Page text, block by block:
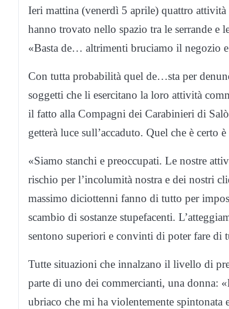
Ieri mattina (venerdì 5 aprile) quattro attività
hanno trovato nello spazio tra le serrande e
«Basta de… altrimenti bruciamo il negozio
Con tutta probabilità quel de…sta per
soggetti che li esercitano la loro attività
il fatto alla Compagni dei Carabinieri di
getterà luce sull’accaduto. Quel che è certo
«Siamo stanchi e preoccupati. Le nostre
rischio per l’incolumità nostra e dei nostri
massimo diciottenni fanno di tutto per
scambio di sostanze stupefacenti.
sentono superiori e convinti di poter fare di
Tutte situazioni che innalzano il livello di
parte di uno dei commercianti, una donna:
ubriaco che mi ha violentemente